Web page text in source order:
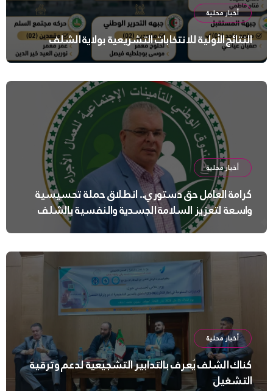
أخبار محلية
النتائج الأولية للانتخابات التشريعية بولاية الشلف
أخبار محلية
كرامة العامل حق دستوري.. انطلاق حملة تحسيسية
واسعة لتعزيز السلامة الجسدية والنفسية بالشلف
أخبار محلية
كناك الشلف يُعرف بالتدابير التشجيعية لدعم وترقية
التشغيل